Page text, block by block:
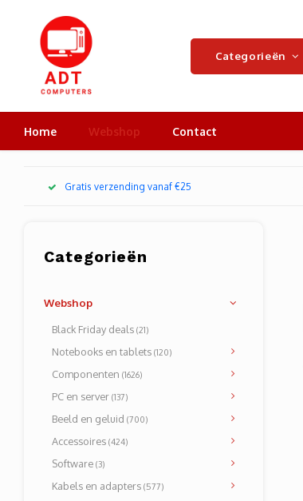
Categorieën
Home Webshop Contact
Gratis verzending vanaf €25
Categorieën
Webshop
Black Friday deals (21)
Notebooks en tablets (120)
Componenten (1626)
PC en server (137)
Beeld en geluid (700)
Accessoires (424)
Software (3)
Kabels en adapters (577)